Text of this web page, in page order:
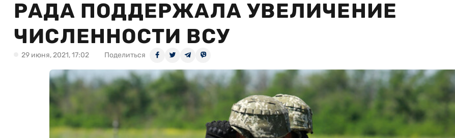
РАДА ПОДДЕРЖАЛА УВЕЛИЧЕНИЕ
ЧИСЛЕННОСТИ ВСУ
29 июня, 2021, 17:02 Поделиться